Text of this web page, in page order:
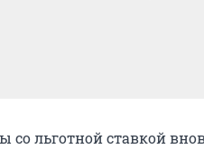
со льготной ставкой